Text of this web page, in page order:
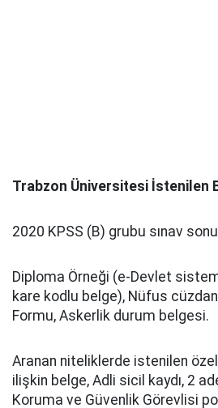
Trabzon Üniversitesi İstenilen
2020 KPSS (B) grubu sınav
Diploma Örneği (e-Devlet
kare kodlu belge), Nüfus
Formu, Askerlik durum belgesi.
Aranan niteliklerde istenilen
ilişkin belge, Adli sicil kaydı, 2
Koruma ve Güvenlik Görevlisi